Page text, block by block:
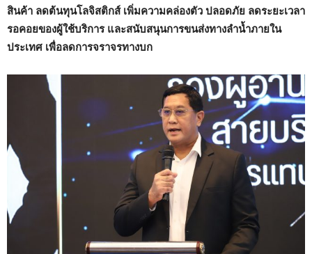
สินค้า ลดต้นทุนโลจิสติกส์ เพิ่มความคล่องตัว ปลอดภัย ลดระยะเวลา
รอคอยของผู้ใช้บริการ และสนับสนุนการขนส่งทางลำน้ำภายใน
ประเทศ เพื่อลดการจราจรทางบก